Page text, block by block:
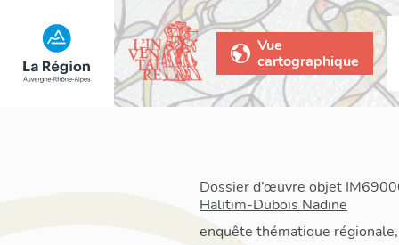
Vue
cartographique
Dossier d’œuvre objet
Halitim-Dubois Nadine
enquête thématique